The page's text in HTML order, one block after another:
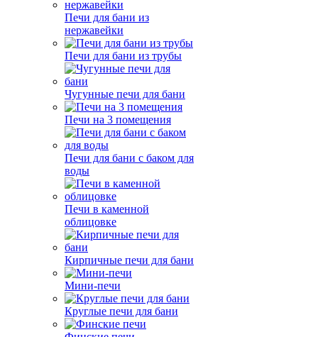
Печи для бани из
нержавейки
Печи для бани из трубы
Чугунные печи для бани
Печи на 3 помещения
Печи для бани с баком для
воды
Печи в каменной
облицовке
Кирпичные печи для бани
Мини-печи
Круглые печи для бани